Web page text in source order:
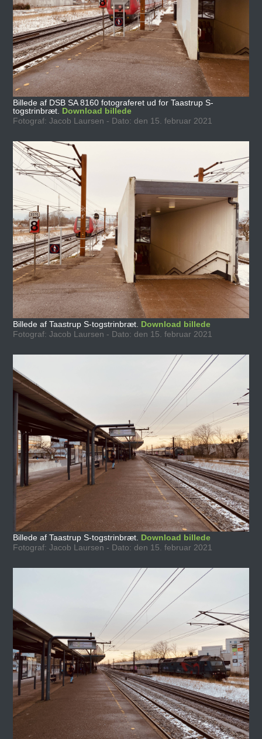
Billede af DSB SA 8160 fotograferet ud for Taastrup S-
togstrinbræt. Download billede
Fotograf: Jacob Laursen - Dato: den 15. februar 2021
Billede af Taastrup S-togstrinbræt. Download billede
Fotograf: Jacob Laursen - Dato: den 15. februar 2021
Billede af Taastrup S-togstrinbræt. Download billede
Fotograf: Jacob Laursen - Dato: den 15. februar 2021